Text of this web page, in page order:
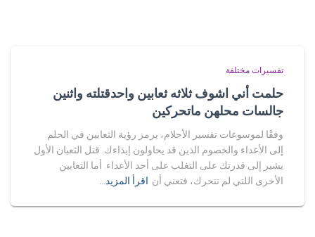
تفسيرات مختلفة
حلمت أني اشوف ثلاثه ثعابين واحدقتلته واثنين
جالسات محلهن ماتحركين
وفقًا لموسوعات تفسير الأحلام، يرمز رؤية الثعابين في الحلم
إلى الأعداء والخصوم الذين قد يحاولون إيذاءك. قتل الثعبان الأول
يشير إلى قدرتك على التغلب على أحد الأعداء. أما الثعابين
الأخرى اللتي لم تتحرك، فتعني أن اقرأ المزيد…